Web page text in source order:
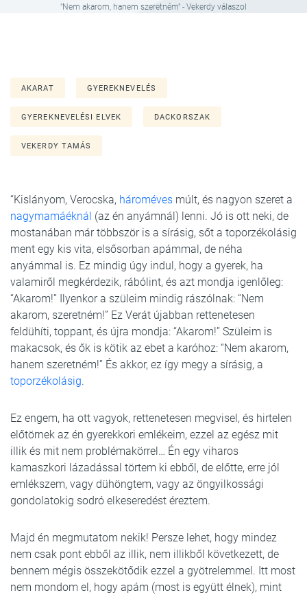
"Nem akarom, hanem szeretném" - Vekerdy válaszol
AKARAT GYEREKNEVELÉS
GYEREKNEVELÉSI ELVEK DACKORSZAK
VEKERDY TAMÁS
“Kislányom, Verocska, hároméves múlt, és nagyon szeret a
nagymamáéknál (az én anyámnál) lenni. Jó is ott neki, de
mostanában már többször is a sírásig, sőt a toporzékolásig
ment egy kis vita, elsősorban apámmal, de néha
anyámmal is. Ez mindig úgy indul, hogy a gyerek, ha
valamiről megkérdezik, rábólint, és azt mondja igenlőleg:
“Akarom!” Ilyenkor a szüleim mindig rászólnak: “Nem
akarom, szeretném!” Ez Verát újabban rettenetesen
feldühíti, toppant, és újra mondja: “Akarom!” Szüleim is
makacsok, és ők is kötik az ebet a karóhoz: “Nem akarom,
hanem szeretném!” És akkor, ez így megy a sírásig, a
toporzékolásig.
Ez engem, ha ott vagyok, rettenetesen megvisel, és hirtelen
előtörnek az én gyerekkori emlékeim, ezzel az egész mit
illik és mit nem problémakörrel… Én egy viharos
kamaszkori lázadással törtem ki ebből, de előtte, erre jól
emlékszem, vagy dühöngtem, vagy az öngyilkossági
gondolatokig sodró elkeseredést éreztem.
Majd én megmutatom nekik! Persze lehet, hogy mindez
nem csak pont ebből az illik, nem illikből következett, de
bennem mégis összekötődik ezzel a gyötrelemmel. Itt most
nem mondom el, hogy apám (most is együtt élnek), mint